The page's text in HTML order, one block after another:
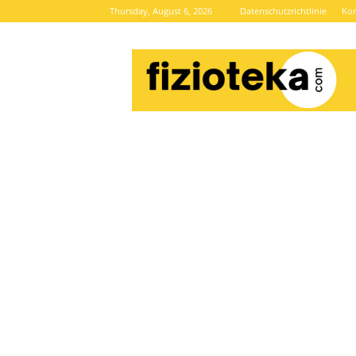
Thursday, August 6, 2026 Datenschutzrichtlinie
Brze
vijesti